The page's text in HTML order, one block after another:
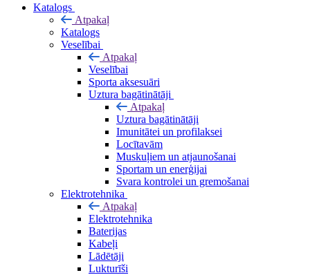
Katalogs
Atpakaļ
Katalogs
Veselībai
Atpakaļ
Veselībai
Sporta aksesuāri
Uztura bagātinātāji
Atpakaļ
Uztura bagātinātāji
Imunitātei un profilaksei
Locītavām
Muskuļiem un atjaunošanai
Sportam un enerģijai
Svara kontrolei un gremošanai
Elektrotehnika
Atpakaļ
Elektrotehnika
Baterijas
Kabeļi
Lādētāji
Lukturīši